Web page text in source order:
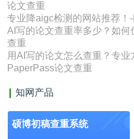
论文查重
专业降aigc检测的网站推荐！
AI写的论文查重率多少？如
查重
用AI写的论文怎么查重？专
PaperPass论文查重
知网产品
硕博初稿查重系统